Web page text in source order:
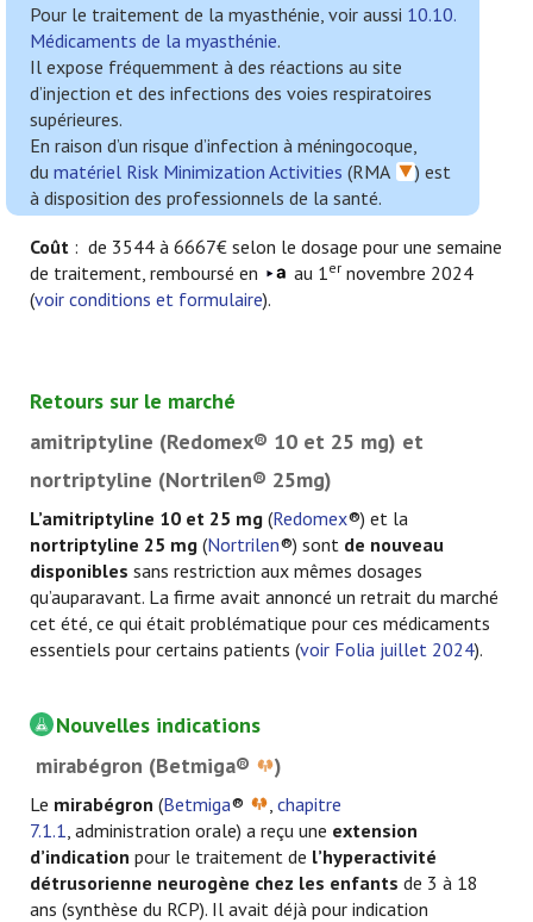
Pour le traitement de la myasthénie, voir aussi 10.10.
Médicaments de la myasthénie.
Il expose fréquemment à des réactions au site
d’injection et des infections des voies respiratoires
supérieures.
En raison d’un risque d’infection à méningocoque,
du matériel Risk Minimization Activities (RMA
) est
à disposition des professionnels de la santé.
Coût : de 3544 à 6667€ selon le dosage pour une semaine
de traitement, remboursé en
au 1er novembre 2024
(voir conditions et formulaire).
Retours sur le marché
amitriptyline (Redomex® 10 et 25 mg) et
nortriptyline (Nortrilen® 25mg)
L’amitriptyline 10 et 25 mg (Redomex®) et la
nortriptyline 25 mg (Nortrilen®) sont de nouveau
disponibles sans restriction aux mêmes dosages
qu’auparavant. La firme avait annoncé un retrait du marché
cet été, ce qui était problématique pour ces médicaments
essentiels pour certains patients (voir Folia juillet 2024).
Nouvelles indications
mirabégron (Betmiga®
)
Le mirabégron (Betmiga® , chapitre
7.1.1, administration orale) a reçu une extension
d’indication pour le traitement de l’hyperactivité
détrusorienne neurogène chez les enfants de 3 à 18
ans (synthèse du RCP). Il avait déjà pour indication